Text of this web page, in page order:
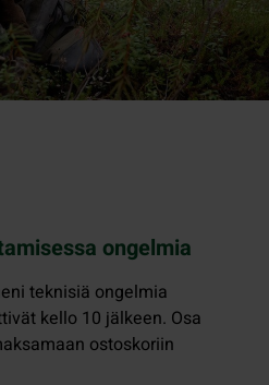
ongelmia
teknisiä ongelmia
kello 10 jälkeen. Osa
ostoskoriin